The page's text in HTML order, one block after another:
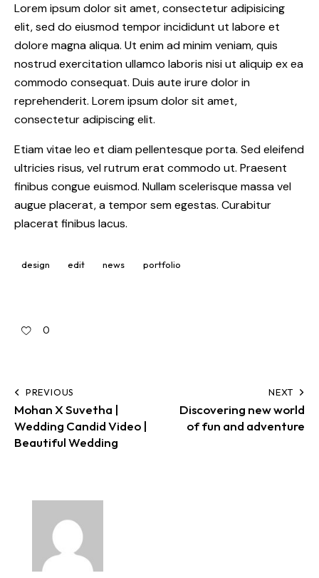
Lorem ipsum dolor sit amet, consectetur adipisicing
elit, sed do eiusmod tempor incididunt ut labore et
dolore magna aliqua. Ut enim ad minim veniam, quis
nostrud exercitation ullamco laboris nisi ut aliquip ex ea
commodo consequat. Duis aute irure dolor in
reprehenderit. Lorem ipsum dolor sit amet,
consectetur adipiscing elit.
Etiam vitae leo et diam pellentesque porta. Sed eleifend
ultricies risus, vel rutrum erat commodo ut. Praesent
finibus congue euismod. Nullam scelerisque massa vel
augue placerat, a tempor sem egestas. Curabitur
placerat finibus lacus.
design edit news portfolio
0
PREVIOUS
Mohan X Suvetha |
Wedding Candid Video |
Beautiful Wedding
NEXT
Discovering new world
of fun and adventure